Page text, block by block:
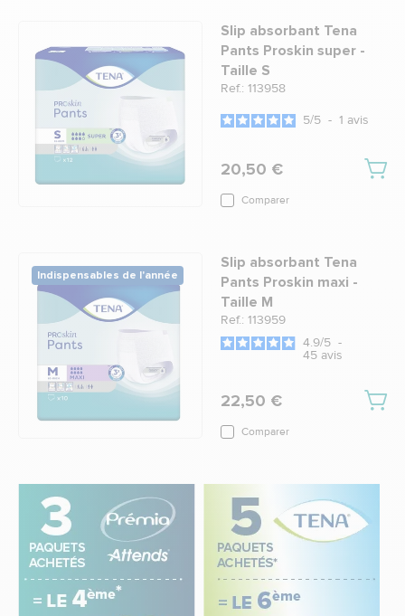
Slip absorbant Tena
Pants Proskin super -
Taille S
Ref.: 113958
5/5 - 1 avis
20,50 €
Comparer
Indispensables de l'année
Slip absorbant Tena
Pants Proskin maxi -
Taille M
Ref.: 113959
4.9/5 -
45 avis
22,50 €
Comparer